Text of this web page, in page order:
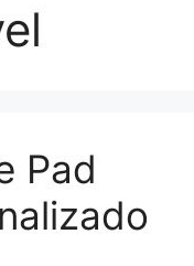
Pad